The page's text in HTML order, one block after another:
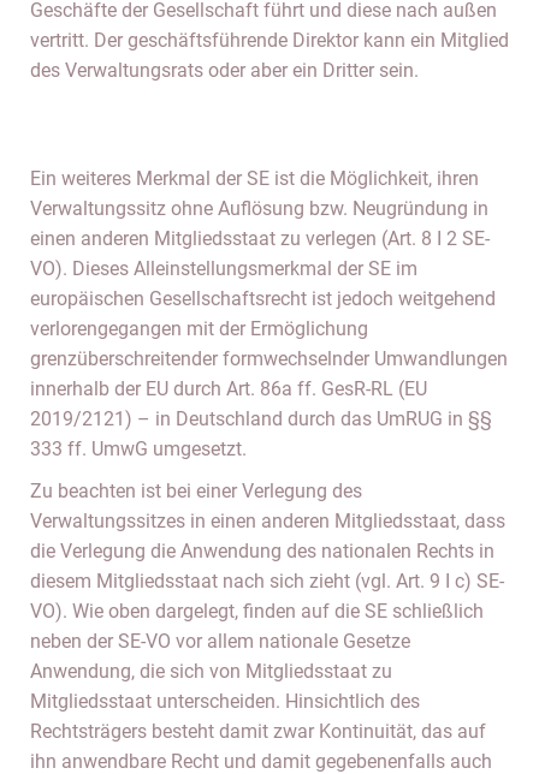
Geschäfte der Gesellschaft führt und diese nach außen
vertritt. Der geschäftsführende Direktor kann ein Mitglied
des Verwaltungsrats oder aber ein Dritter sein.
Ein weiteres Merkmal der SE ist die Möglichkeit, ihren
Verwaltungssitz ohne Auflösung bzw. Neugründung in
einen anderen Mitgliedsstaat zu verlegen (Art. 8 I 2 SE-
VO). Dieses Alleinstellungsmerkmal der SE im
europäischen Gesellschaftsrecht ist jedoch weitgehend
verlorengegangen mit der Ermöglichung
grenzüberschreitender formwechselnder Umwandlungen
innerhalb der EU durch Art. 86a ff. GesR-RL (EU
2019/2121) – in Deutschland durch das UmRUG in §§
333 ff. UmwG umgesetzt.
Zu beachten ist bei einer Verlegung des
Verwaltungssitzes in einen anderen Mitgliedsstaat, dass
die Verlegung die Anwendung des nationalen Rechts in
diesem Mitgliedsstaat nach sich zieht (vgl. Art. 9 I c) SE-
VO). Wie oben dargelegt, finden auf die SE schließlich
neben der SE-VO vor allem nationale Gesetze
Anwendung, die sich von Mitgliedsstaat zu
Mitgliedsstaat unterscheiden. Hinsichtlich des
Rechtsträgers besteht damit zwar Kontinuität, das auf
ihn anwendbare Recht und damit gegebenenfalls auch